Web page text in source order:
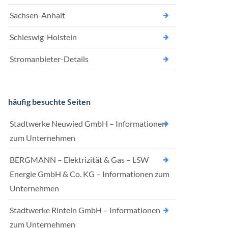
Sachsen-Anhalt
Schleswig-Holstein
Stromanbieter-Details
häufig besuchte Seiten
Stadtwerke Neuwied GmbH – Informationen
zum Unternehmen
BERGMANN – Elektrizität & Gas – LSW
Energie GmbH & Co. KG – Informationen zum
Unternehmen
Stadtwerke Rinteln GmbH – Informationen
zum Unternehmen